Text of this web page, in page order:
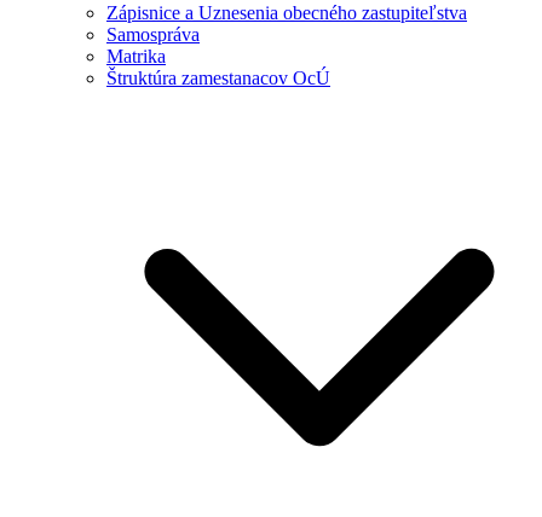
Zápisnice a Uznesenia obecného zastupiteľstva
Samospráva
Matrika
Štruktúra zamestanacov OcÚ